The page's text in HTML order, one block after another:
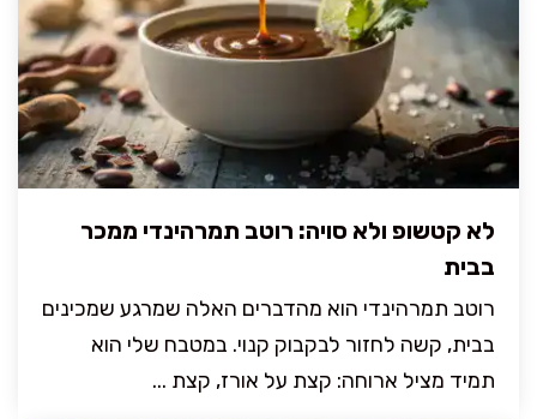
לא קטשופ ולא סויה: רוטב תמרהינדי ממכר
בבית
רוטב תמרהינדי הוא מהדברים האלה שמרגע שמכינים
בבית, קשה לחזור לבקבוק קנוי. במטבח שלי הוא
תמיד מציל ארוחה: קצת על אורז, קצת ...